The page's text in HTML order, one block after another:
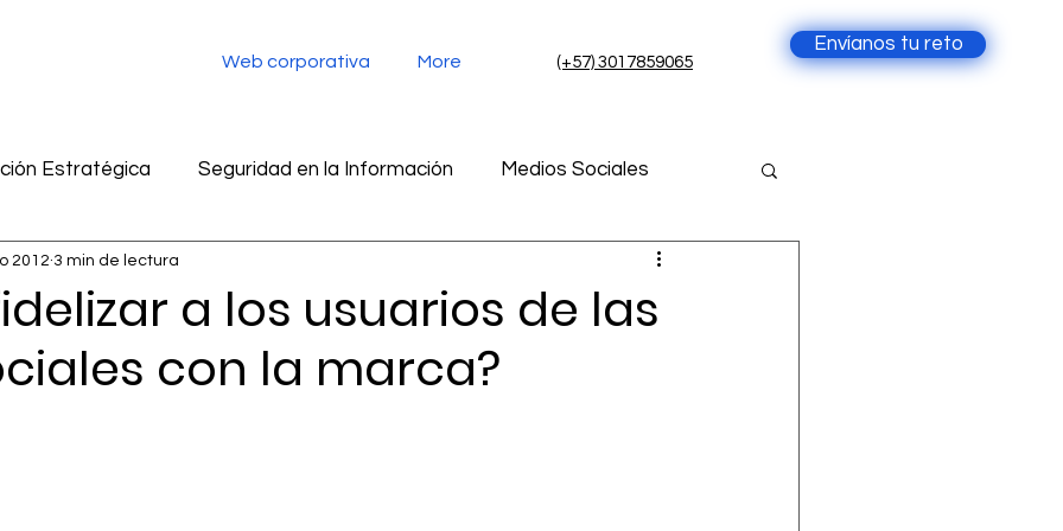
Web corporativa More (+57) 3017859065
Envíanos tu reto
Estratégica Seguridad en la Información Medios Sociales
digital Monitoreo de redes sociales
en la información Marketing Inteligencia Artificial
a los usuarios de las
con la marca?
2012 3 min de lectura